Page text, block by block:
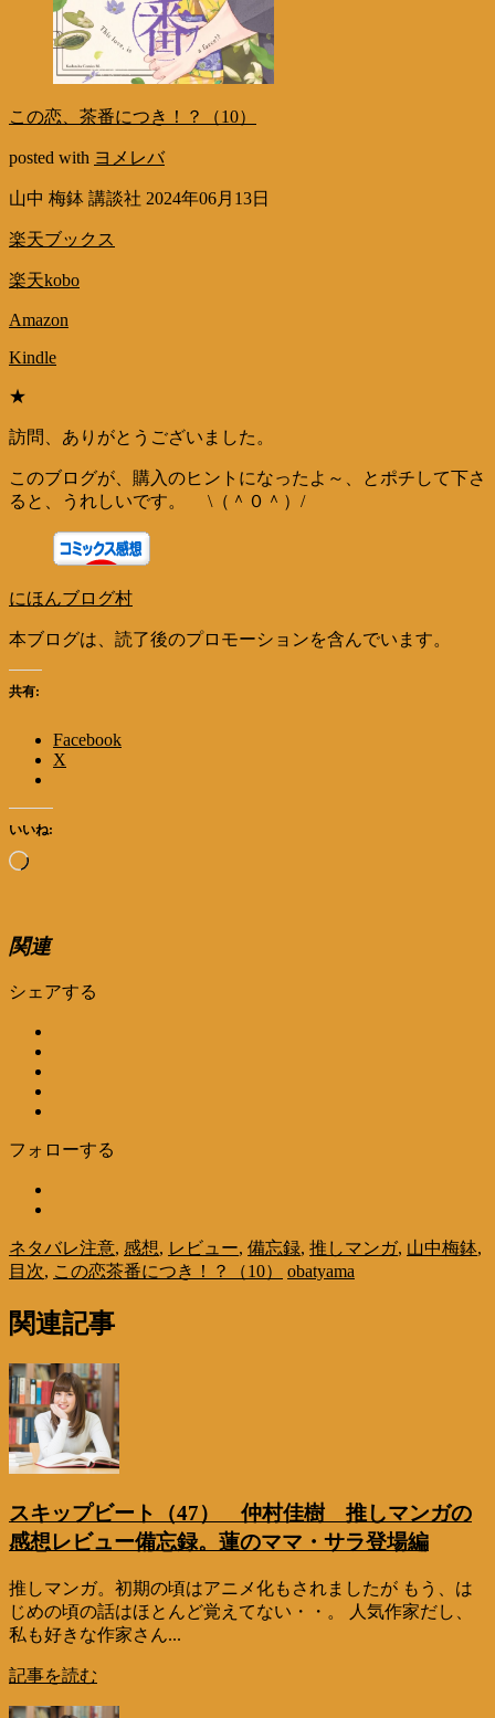
この恋、茶番につき！？（10）
posted with ヨメレバ
山中 梅鉢 講談社 2024年06月13日
楽天ブックス
楽天kobo
Amazon
Kindle
★
訪問、ありがとうございました。
このブログが、購入のヒントになったよ～、とポチして下さ
ると、うれしいです。 \（＾０＾）/
にほんブログ村
本ブログは、読了後のプロモーションを含んでいます。
共有:
Facebook
X
いいね:
読
中…
関連
シェアする
フォローする
ネタバレ注意, 感想, レビュー, 備忘録, 推しマンガ, 山中梅鉢,
目次, この恋茶番につき！？（10） obatyama
関連記事
スキップビート（47） 仲村佳樹 推しマンガの
感想レビュー備忘録。蓮のママ・サラ登場編
推しマンガ。初期の頃はアニメ化もされましたが もう、は
じめの頃の話はほとんど覚えてない・・。 人気作家だし、
私も好きな作家さん...
記事を読む